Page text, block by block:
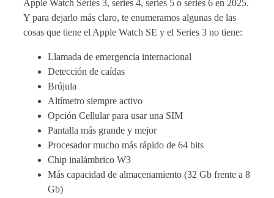
Apple Watch Series 3, series 4, series 5 o series 6 en 2025.
Y para dejarlo más claro, te enumeramos algunas de las
cosas que tiene el Apple Watch SE y el Series 3 no tiene:
Llamada de emergencia internacional
Detección de caídas
Brújula
Altímetro siempre activo
Opción Cellular para usar una SIM
Pantalla más grande y mejor
Procesador mucho más rápido de 64 bits
Chip inalámbrico W3
Más capacidad de almacenamiento (32 Gb frente a 8
Gb)